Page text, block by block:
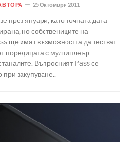
25 Октомври 2011
през януари, като точната дата
но собствениците на
ще имат възможността да тестват
поредицата с мултиплеър
Въпросният Pass се
закупуване..